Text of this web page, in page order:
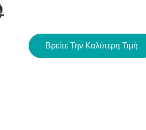
Βρείτε Την Καλύτερη Τιμή